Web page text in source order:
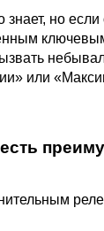
знает, но
или